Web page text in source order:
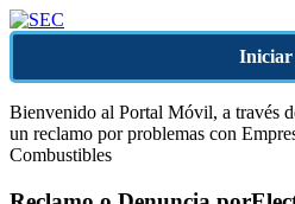
Iniciar
Bienvenido al Portal Móvil, a través
un reclamo por problemas con
Combustibles